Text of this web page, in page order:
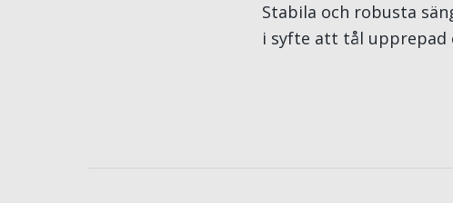
Stabila och robusta
i syfte att tål upprepad